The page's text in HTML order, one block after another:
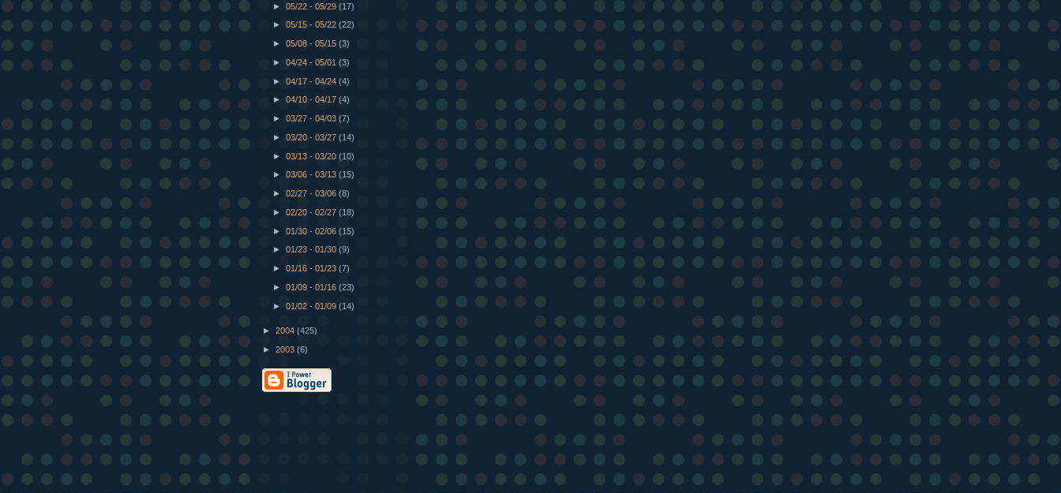
►05/22 - 05/29(17)
►05/15 - 05/22(22)
►05/08 - 05/15(3)
►04/24 - 05/01(3)
►04/17 - 04/24(4)
►04/10 - 04/17(4)
►03/27 - 04/03(7)
►03/20 - 03/27(14)
►03/13 - 03/20(10)
►03/06 - 03/13(15)
►02/27 - 03/06(8)
►02/20 - 02/27(18)
►01/30 - 02/06(15)
►01/23 - 01/30(9)
►01/16 - 01/23(7)
►01/09 - 01/16(23)
►01/02 - 01/09(14)
► 2004 (425)
► 2003 (6)